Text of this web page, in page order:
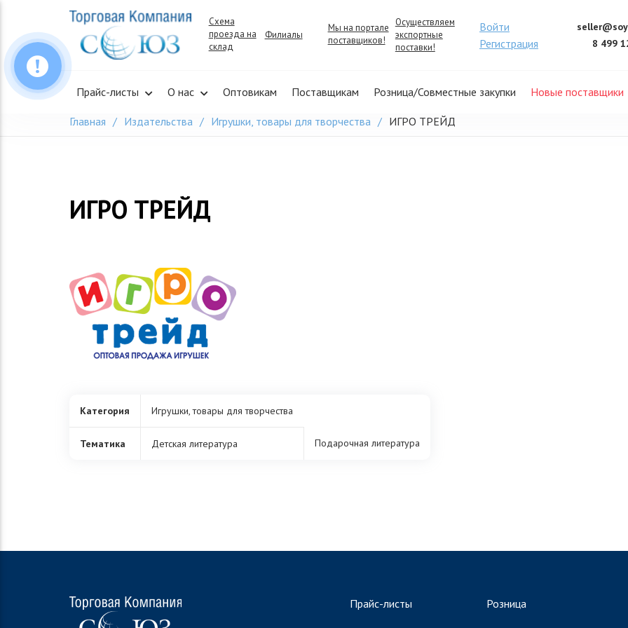
content
Схема
проезда на
склад
Филиалы
Мы на портале
поставщиков!
Осуществляем
экспортные
поставки!
Войти
Регистрация
8 499
Прайс-листы О нас Оптовикам Поставщикам Розница/Совместные закупки Новые поставщики
Главная Издательства Игрушки, товары для творчества ИГРО ТРЕЙД
ИГРО ТРЕЙД
Категория Игрушки, товары для творчества
Тематика Детская литература Подарочная литература
Прайс-листы Розница